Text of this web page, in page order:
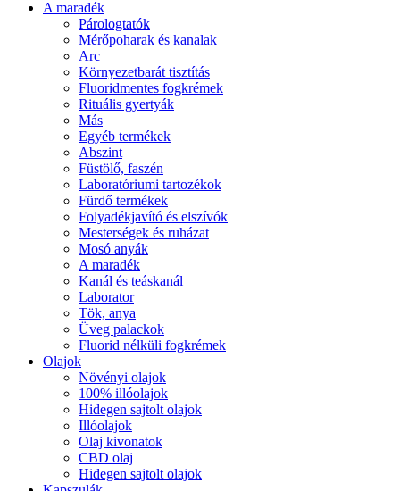
A maradék
Párologtatók
Mérőpoharak és kanalak
Arc
Környezetbarát tisztítás
Fluoridmentes fogkrémek
Rituális gyertyák
Más
Egyéb termékek
Abszint
Füstölő, faszén
Laboratóriumi tartozékok
Fürdő termékek
Folyadékjavító és elszívók
Mesterségek és ruházat
Mosó anyák
A maradék
Kanál és teáskanál
Laborator
Tök, anya
Üveg palackok
Fluorid nélküli fogkrémek
Olajok
Növényi olajok
100% illóolajok
Hidegen sajtolt olajok
Illóolajok
Olaj kivonatok
CBD olaj
Hidegen sajtolt olajok